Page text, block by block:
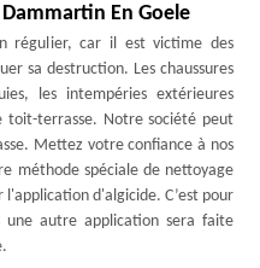
En Goele
régulier, car il est victime des
sa destruction. Les chaussures
les intempéries extérieures
toit-terrasse. Notre société peut
Mettez votre confiance à nos
méthode spéciale de nettoyage
d'algicide. C’est pour
une autre application sera faite